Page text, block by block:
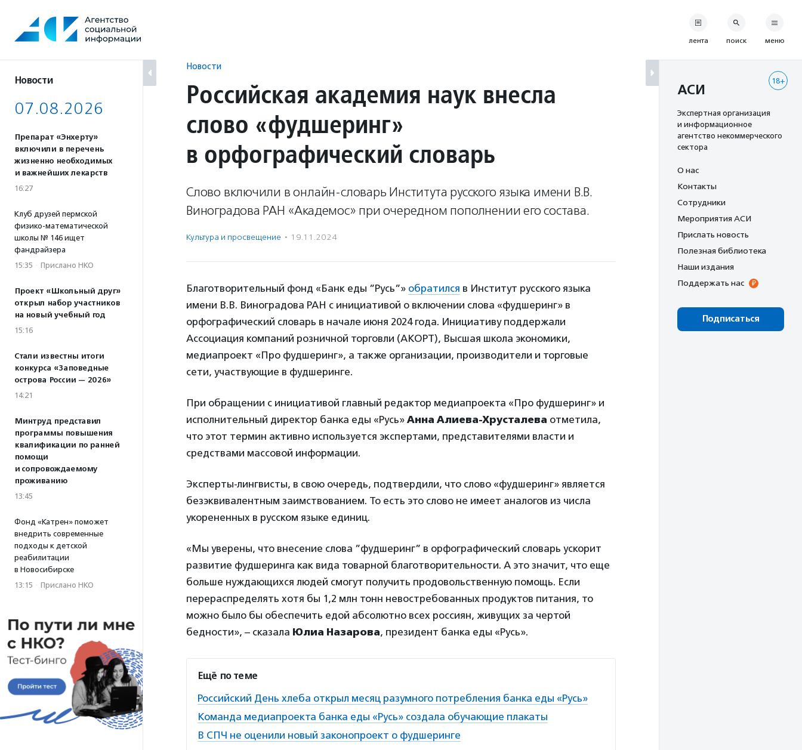
содержанию
Новости
07.08.2026
Препарат «Энхерту»
включили в перечень
жизненно необходимых
и важнейших лекарств
16:27
Клуб друзей пермской
физико-математической
школы № 146 ищет
фандрайзера
15:35 · Прислано НКО
Проект «Школьный друг»
открыл набор участников
на новый учебный год
15:16
Стали известны итоги
конкурса «Заповедные
острова России — 2026»
14:21
Минтруд представил
программы повышения
квалификации по ранней
помощи
и сопровождаемому
проживанию
13:45
Фонд «Катрен» поможет
внедрить современные
подходы к детской
реабилитации
в Новосибирске
13:15 · Прислано НКО
Новости
Российская академия наук внесла
слово «фудшеринг»
в орфографический словарь
Слово включили в онлайн-словарь Института русского языка имени В.В.
Виноградова РАН «Академос» при очередном пополнении его состава.
Культура и просвещение · 19.11.2024
Благотворительный фонд «Банк еды ”Русь”» обратился в Институт русского языка
имени В.В. Виноградова РАН с инициативой о включении слова «фудшеринг» в
орфографический словарь в начале июня 2024 года. Инициативу поддержали
Ассоциация компаний розничной торговли (АКОРТ), Высшая школа экономики,
медиапроект «Про фудшеринг», а также организации, производители и торговые
сети, участвующие в фудшеринге.
При обращении с инициативой главный редактор медиапроекта «Про фудшеринг» и
исполнительный директор банка еды «Русь» Анна Алиева-Хрусталева отметила,
что этот термин активно используется экспертами, представителями власти и
средствами массовой информации.
Эксперты-лингвисты, в свою очередь, подтвердили, что слово «фудшеринг» является
безэквивалентным заимствованием. То есть это слово не имеет аналогов из числа
укорененных в русском языке единиц.
«Мы уверены, что внесение слова ”фудшеринг” в орфографический словарь ускорит
развитие фудшеринга как вида товарной благотворительности. А это значит, что еще
больше нуждающихся людей смогут получить продовольственную помощь. Если
перераспределять хотя бы 1,2 млн тонн невостребованных продуктов питания, то
можно было бы обеспечить едой абсолютно всех россиян, живущих за чертой
бедности», – сказала Юлиа Назарова, президент банка еды «Русь».
Ещё по теме
Российский День хлеба открыл месяц разумного потребления банка еды «Русь»
Команда медиапроекта банка еды «Русь» создала обучающие плакаты
В СПЧ не оценили новый законопроект о фудшеринге
лента поиск меню
18+
АСИ
Экспертная организация
и информационное
агентство некоммерческого
сектора
О нас
Контакты
Сотрудники
Мероприятия АСИ
Прислать новость
Полезная библиотека
Наши издания
Поддержать нас
Подписаться